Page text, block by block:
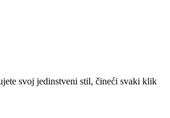
svoj jedinstveni stil, čineći svaki klik